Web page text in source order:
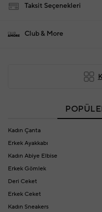
Taksit Seçenekleri
Club & More
Kadın Çanta
Erkek Ayakkabı
Kadın Abiye Elbise
Erkek Gömlek
Deri Ceket
Erkek Ceket
Kadın Sneakers